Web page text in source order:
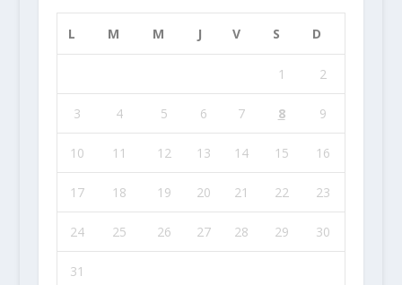
L M M J V S D
1 2
3 4 5 6 7 8 9
10 11 12 13 14 15 16
17 18 19 20 21 22 23
24 25 26 27 28 29 30
31